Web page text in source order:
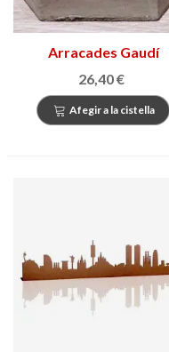
Arracades Gaudí
26,40 €
Afegir a la cistella